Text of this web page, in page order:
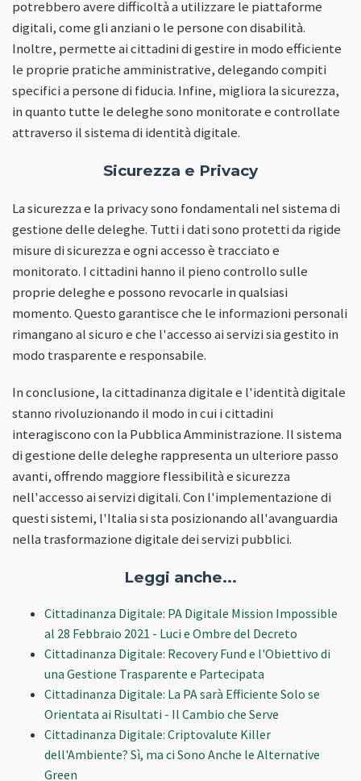
potrebbero avere difficoltà a utilizzare le piattaforme
digitali, come gli anziani o le persone con disabilità.
Inoltre, permette ai cittadini di gestire in modo efficiente
le proprie pratiche amministrative, delegando compiti
specifici a persone di fiducia. Infine, migliora la sicurezza,
in quanto tutte le deleghe sono monitorate e controllate
attraverso il sistema di identità digitale.
Sicurezza e Privacy
La sicurezza e la privacy sono fondamentali nel sistema di
gestione delle deleghe. Tutti i dati sono protetti da rigide
misure di sicurezza e ogni accesso è tracciato e
monitorato. I cittadini hanno il pieno controllo sulle
proprie deleghe e possono revocarle in qualsiasi
momento. Questo garantisce che le informazioni personali
rimangano al sicuro e che l'accesso ai servizi sia gestito in
modo trasparente e responsabile.
In conclusione, la cittadinanza digitale e l'identità digitale
stanno rivoluzionando il modo in cui i cittadini
interagiscono con la Pubblica Amministrazione. Il sistema
di gestione delle deleghe rappresenta un ulteriore passo
avanti, offrendo maggiore flessibilità e sicurezza
nell'accesso ai servizi digitali. Con l'implementazione di
questi sistemi, l'Italia si sta posizionando all'avanguardia
nella trasformazione digitale dei servizi pubblici.
Leggi anche...
Cittadinanza Digitale: PA Digitale Mission Impossible
al 28 Febbraio 2021 - Luci e Ombre del Decreto
Cittadinanza Digitale: Recovery Fund e l'Obiettivo di
una Gestione Trasparente e Partecipata
Cittadinanza Digitale: La PA sarà Efficiente Solo se
Orientata ai Risultati - Il Cambio che Serve
Cittadinanza Digitale: Criptovalute Killer
dell'Ambiente? Sì, ma ci Sono Anche le Alternative
Green